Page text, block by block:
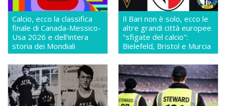
Calcio, ecco la classifica
finale di Canada-Messico-
Usa 2026 e dell'intera
storia dei Mondiali
Il Bari non è solo, ecco le
altre grandi città europee
"sfigate del calcio":
Bielefeld, Bristol e Murcia